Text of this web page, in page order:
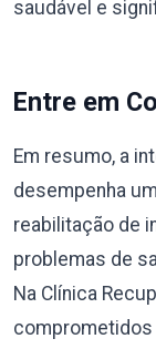
saudável e
Entre em
Em resumo, a
desempenha
reabilitação de
problemas de
Na Clínica